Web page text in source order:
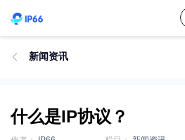
 新闻资讯
什么是IP协议？